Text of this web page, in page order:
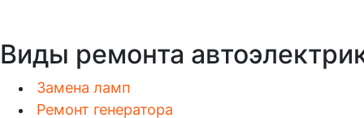
Виды ремонта
Замена ламп
Ремонт генератора